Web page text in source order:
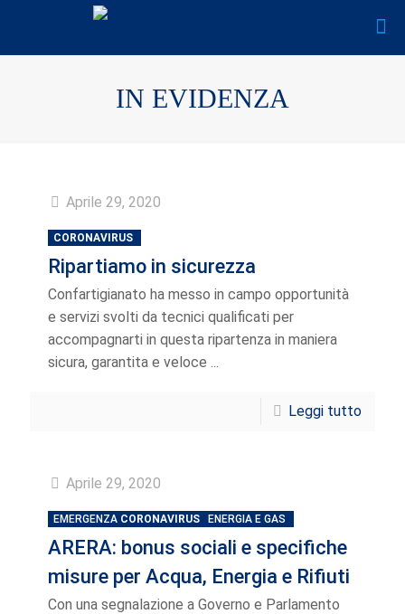
IN EVIDENZA
Aprile 29, 2020
CORONAVIRUS
Ripartiamo in sicurezza
Confartigianato ha messo in campo opportunità
e servizi svolti da tecnici qualificati per
accompagnarti in questa ripartenza in maniera
sicura, garantita e veloce ...
Leggi tutto
Aprile 29, 2020
EMERGENZA CORONAVIRUS ENERGIA E GAS
ARERA: bonus sociali e specifiche
misure per Acqua, Energia e Rifiuti
Con una segnalazione a Governo e Parlamento